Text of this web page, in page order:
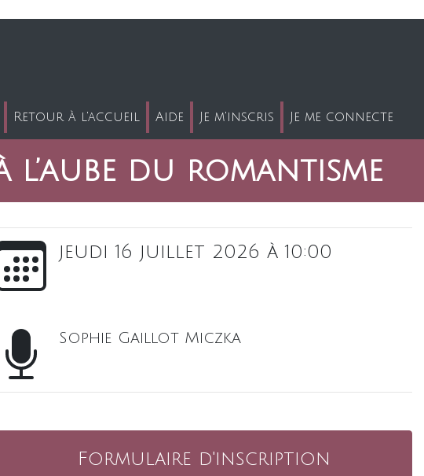
Retour à l'accueil Aide Je m'inscris Je me connecte
du romantisme
jeudi 16 juillet 2026 à 10:00
Sophie Gaillot Miczka
Formulaire d'inscription